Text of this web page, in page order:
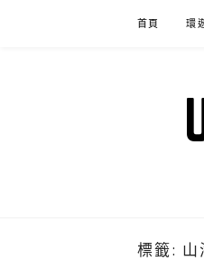
首頁 環
標籤: 山